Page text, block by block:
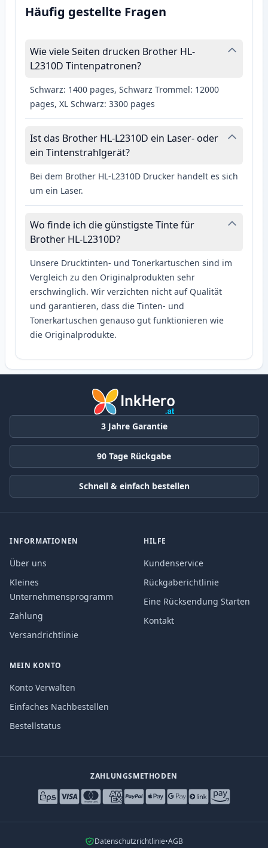
Häufig gestellte Fragen
Wie viele Seiten drucken Brother HL-
L2310D Tintenpatronen?
Schwarz: 1400 pages, Schwarz Trommel: 12000
pages, XL Schwarz: 3300 pages
Ist das Brother HL-L2310D ein Laser- oder
ein Tintenstrahlgerät?
Bei dem Brother HL-L2310D Drucker handelt es sich
um ein Laser.
Wo finde ich die günstigste Tinte für
Brother HL-L2310D?
Unsere Drucktinten- und Tonerkartuschen sind im
Vergleich zu den Originalprodukten sehr
erschwinglich. Wir verzichten nicht auf Qualität
und garantieren, dass die Tinten- und
Tonerkartuschen genauso gut funktionieren wie
die Originalprodukte.
3 Jahre Garantie
90 Tage Rückgabe
Schnell & einfach bestellen
INFORMATIONEN
Über uns
Kleines
Unternehmensprogramm
Zahlung
Versandrichtlinie
HILFE
Kundenservice
Rückgaberichtlinie
Eine Rücksendung Starten
Kontakt
MEIN KONTO
Konto Verwalten
Einfaches Nachbestellen
Bestellstatus
ZAHLUNGSMETHODEN
Datenschutzrichtlinie•AGB